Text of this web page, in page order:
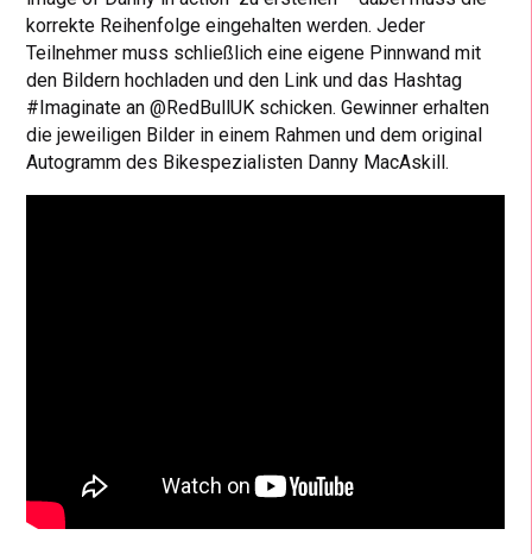
korrekte Reihenfolge eingehalten werden. Jeder
Teilnehmer muss schließlich eine eigene Pinnwand mit
den Bildern hochladen und den Link und das Hashtag
#Imaginate an @RedBullUK schicken. Gewinner erhalten
die jeweiligen Bilder in einem Rahmen und dem original
Autogramm des Bikespezialisten Danny MacAskill.